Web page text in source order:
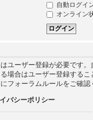
自動ログイ
オンライン
ユーザー登録が必要です
場合はユーザー登録する
フォーラムルールをご確認
バシーポリシー